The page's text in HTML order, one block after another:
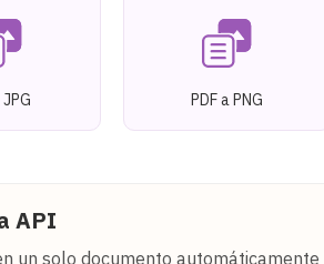
PDF a PNG
API
un solo documento automáticamente